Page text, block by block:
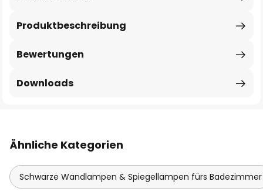
Produktbeschreibung
Bewertungen
Downloads
Ähnliche Kategorien
Schwarze Wandlampen & Spiegellampen fürs Badezimmer